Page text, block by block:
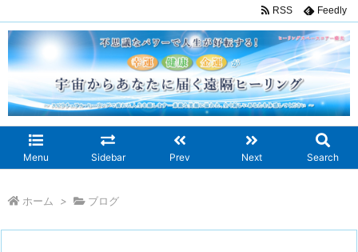
Menu Sidebar Prev Next Search
RSS Feedly
ホーム > ブログ